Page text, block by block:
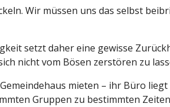
Wir müssen uns das selbst
setzt daher eine gewisse
nicht vom Bösen zerstören zu
mieten – ihr Büro
Gruppen zu bestimmten